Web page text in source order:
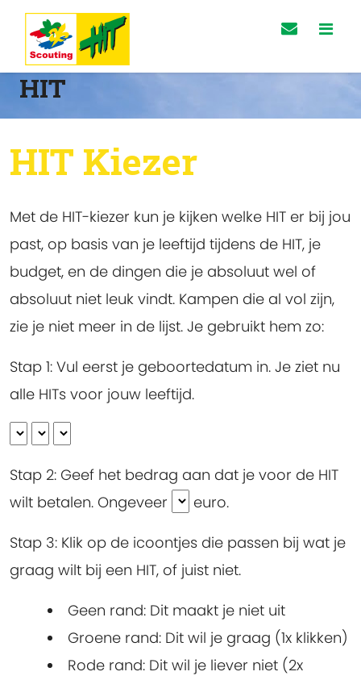
HIT
HIT Kiezer
Met de HIT-kiezer kun je kijken welke HIT er bij jou
past, op basis van je leeftijd tijdens de HIT, je
budget, en de dingen die je absoluut wel of
absoluut niet leuk vindt. Kampen die al vol zijn,
zie je niet meer in de lijst. Je gebruikt hem zo:
Stap 1: Vul eerst je geboortedatum in. Je ziet nu
alle HITs voor jouw leeftijd.
Stap 2: Geef het bedrag aan dat je voor de HIT
wilt betalen. Ongeveer
euro.
Stap 3: Klik op de icoontjes die passen bij wat je
graag wilt bij een HIT, of juist niet.
Geen rand: Dit maakt je niet uit
Groene rand: Dit wil je graag (1x klikken)
Rode rand: Dit wil je liever niet (2x